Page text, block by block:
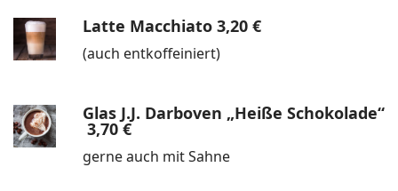
Latte Macchiato 3,20 €
(auch entkoffeiniert)
Glas J.J. Darboven „Heiße Schokolade“
3,70 €
gerne auch mit Sahne